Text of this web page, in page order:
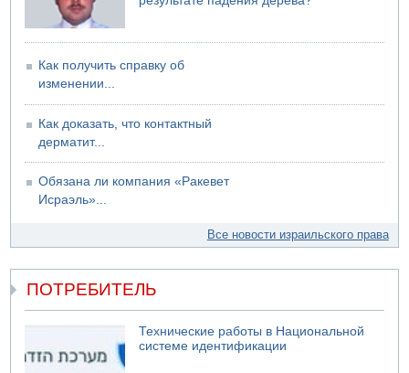
Как получить справку об
изменении...
Как доказать, что контактный
дерматит...
Обязана ли компания «Ракевет
Исраэль»...
Все новости израильского права
ПОТРЕБИТЕЛЬ
Технические работы в Национальной
системе идентификации